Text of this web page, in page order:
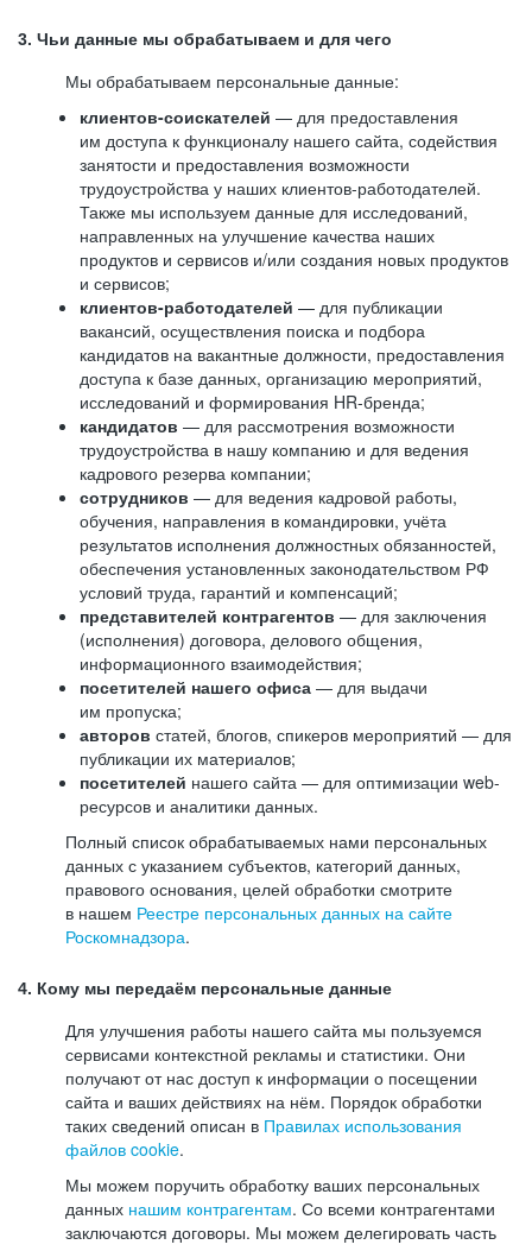
3. Чьи данные мы обрабатываем и для чего
Мы обрабатываем персональные данные:
клиентов-соискателей — для предоставления
им доступа к функционалу нашего сайта, содействия
занятости и предоставления возможности
трудоустройства у наших клиентов-работодателей.
Также мы используем данные для исследований,
направленных на улучшение качества наших
продуктов и сервисов и/или создания новых продуктов
и сервисов;
клиентов-работодателей — для публикации
вакансий, осуществления поиска и подбора
кандидатов на вакантные должности, предоставления
доступа к базе данных, организацию мероприятий,
исследований и формирования HR-бренда;
кандидатов — для рассмотрения возможности
трудоустройства в нашу компанию и для ведения
кадрового резерва компании;
сотрудников — для ведения кадровой работы,
обучения, направления в командировки, учёта
результатов исполнения должностных обязанностей,
обеспечения установленных законодательством РФ
условий труда, гарантий и компенсаций;
представителей контрагентов — для заключения
(исполнения) договора, делового общения,
информационного взаимодействия;
посетителей нашего офиса — для выдачи
им пропуска;
авторов статей, блогов, спикеров мероприятий — для
публикации их материалов;
посетителей нашего сайта — для оптимизации web-
ресурсов и аналитики данных.
Полный список обрабатываемых нами персональных
данных с указанием субъектов, категорий данных,
правового основания, целей обработки смотрите
в нашем Реестре персональных данных на сайте
Роскомнадзора.
4. Кому мы передаём персональные данные
Для улучшения работы нашего сайта мы пользуемся
сервисами контекстной рекламы и статистики. Они
получают от нас доступ к информации о посещении
сайта и ваших действиях на нём. Порядок обработки
таких сведений описан в Правилах использования
файлов cookie.
Мы можем поручить обработку ваших персональных
данных нашим контрагентам. Со всеми контрагентами
заключаются договоры. Мы можем делегировать часть